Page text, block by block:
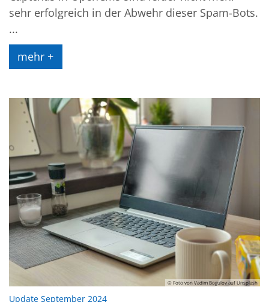
sehr erfolgreich in der Abwehr dieser Spam-Bots.
...
mehr +
© Foto von Vadim Bogulov auf Unsplash
Update September 2024: